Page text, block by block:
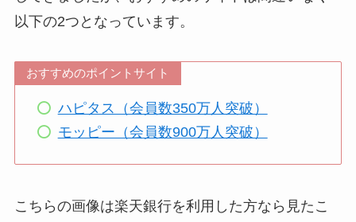
以下の2つとなっています。
おすすめのポイントサイト
ハピタス（会員数350万人突破）
モッピー（会員数900万人突破）
こちらの画像は楽天銀行を利用した方なら見たこ